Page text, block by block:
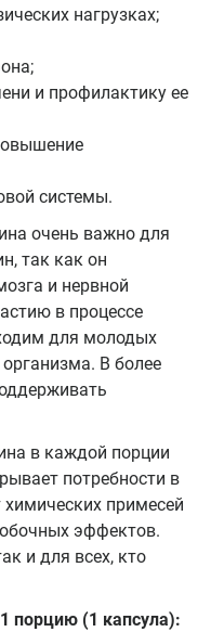
нагрузках;
и профилактику ее
системы.
очень важно для
так как он
и нервной
в процессе
для молодых
В более
в каждой порции
потребности в
примесей
эффектов.
и для всех, кто
порцию (1 капсула):